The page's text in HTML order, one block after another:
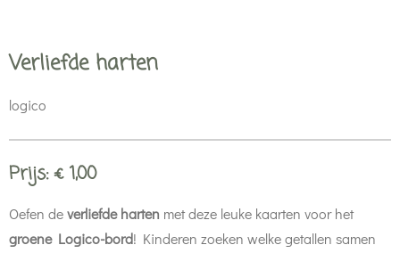
Verliefde harten
logico
Prijs: € 1,00
Oefen deverliefde harten met deze leuke kaarten voor het
groene Logico-bord! Kinderen zoeken welke getallen samen